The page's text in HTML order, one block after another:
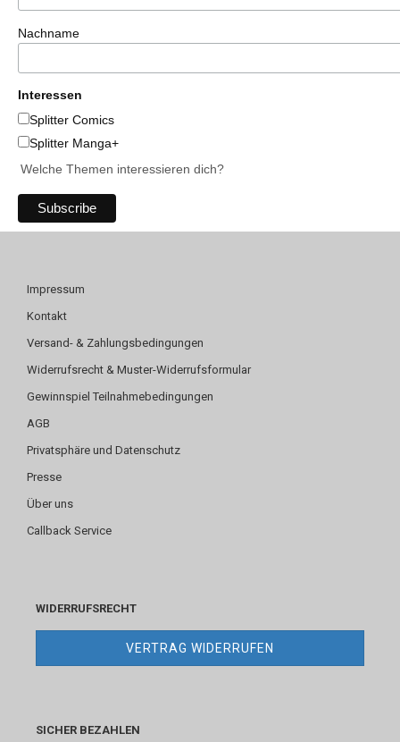
Nachname
Interessen
Splitter Comics
Splitter Manga+
Welche Themen interessieren dich?
Impressum
Kontakt
Versand- & Zahlungsbedingungen
Widerrufsrecht & Muster-Widerrufsformular
Gewinnspiel Teilnahmebedingungen
AGB
Privatsphäre und Datenschutz
Presse
Über uns
Callback Service
WIDERRUFSRECHT
VERTRAG WIDERRUFEN
SICHER BEZAHLEN